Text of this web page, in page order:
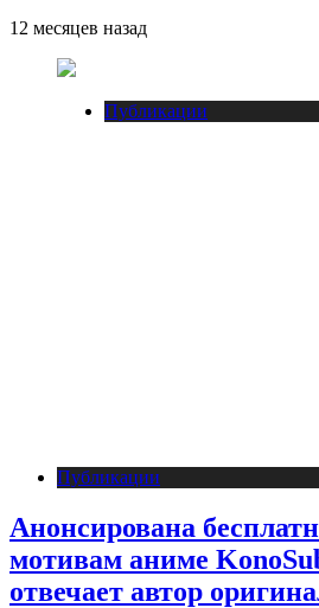
12 месяцев назад
Публикации
Публикации
Анонсирована
мотивам аниме
отвечает автор